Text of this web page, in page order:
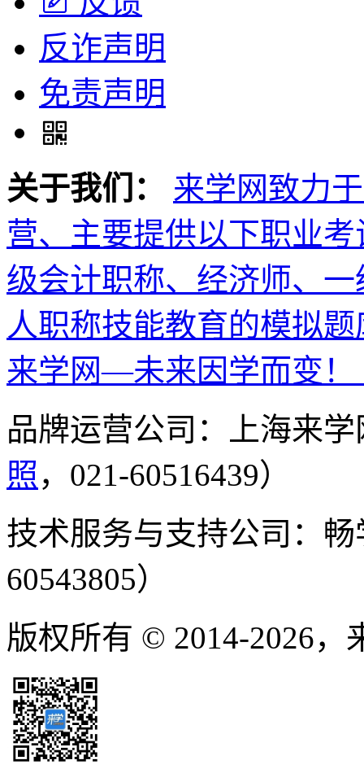
反诈声明
免责声明
关于我们：
来学网致力
营、主要提供以下职业
级会计职称、经济师、
人职称技能教育的模拟
来学网—未来因学而变！
品牌运营公司：上海来
照 ，021-60516439）
技术服务与支持公司：
60543805）
版权所有 © 2014-2026，